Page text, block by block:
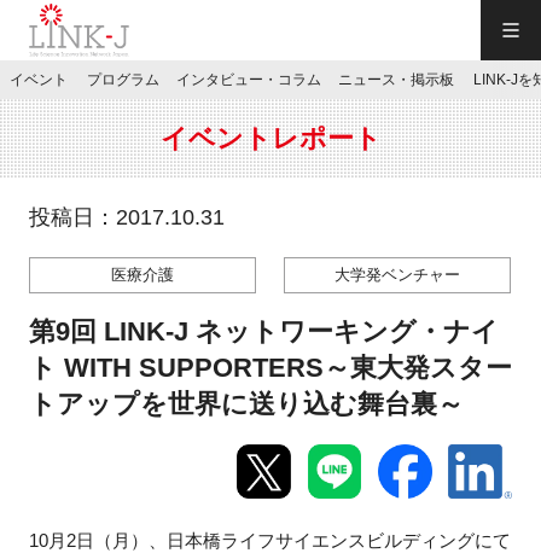
JP／EN
特別会員専用メニュー
施設ご予約
イベント プログラム インタビュー・コラム ニュース・掲示板 LINK-Jを
イベントレポート
投稿日：2017.10.31
医療介護 大学発ベンチャー
第9回 LINK-J ネットワーキング・ナイ
ト WITH SUPPORTERS～東大発スター
トアップを世界に送り込む舞台裏～
10月2日（月）、日本橋ライフサイエンスビルディングにて